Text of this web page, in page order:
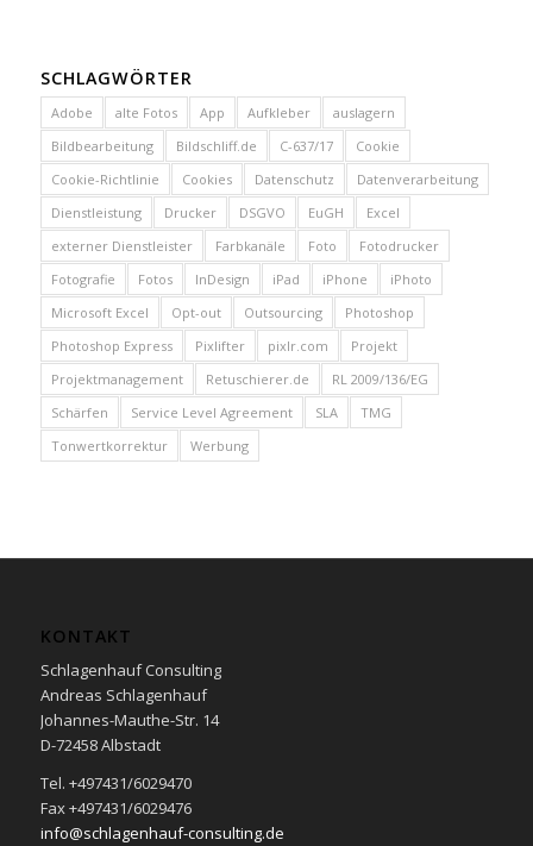
SCHLAGWÖRTER
Adobe alte Fotos App Aufkleber
auslagern
Bildbearbeitung
Bildschliff.de C-637/17
Cookie
Cookie-Richtlinie
Cookies Datenschutz
Datenverarbeitung
Dienstleistung
Drucker DSGVO EuGH
Excel
externer Dienstleister
Farbkanäle Foto
Fotodrucker
Fotografie
Fotos InDesign iPad iPhone
iPhoto
Microsoft Excel
Opt-out Outsourcing
Photoshop
Photoshop Express
Pixlifter pixlr.com
Projekt
Projektmanagement
Retuschierer.de
RL 2009/136/EG
Schärfen
Service Level Agreement SLA
TMG
Tonwertkorrektur
Werbung
KONTAKT
Schlagenhauf Consulting
Andreas Schlagenhauf
Johannes-Mauthe-Str. 14
D-72458 Albstadt
Tel. +497431/6029470
Fax +497431/6029476
info@schlagenhauf-consulting.de